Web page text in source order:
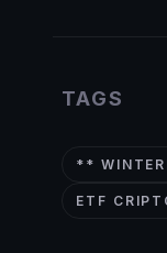
TAGS
**
ETF